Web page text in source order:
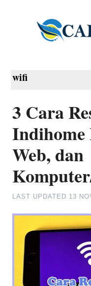
wifi
3 Cara
Indihome
Web, dan
LAST UPDATED 13